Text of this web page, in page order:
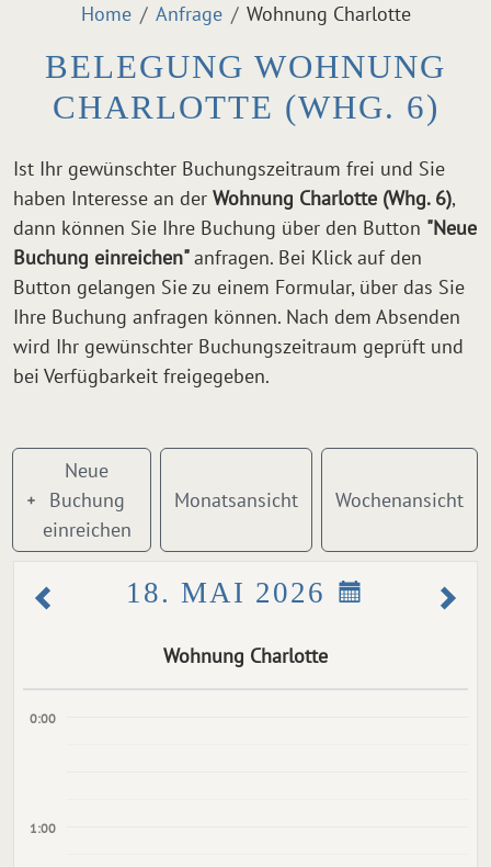
Home Anfrage Wohnung Charlotte
BELEGUNG WOHNUNG
CHARLOTTE (WHG. 6)
Ist Ihr gewünschter Buchungszeitraum frei und Sie
haben Interesse an der Wohnung Charlotte (Whg. 6),
dann können Sie Ihre Buchung über den Button "Neue
Buchung einreichen"anfragen. Bei Klick auf den
Button gelangen Sie zu einem Formular, über das Sie
Ihre Buchung anfragen können. Nach dem Absenden
wird Ihr gewünschter Buchungszeitraum geprüft und
bei Verfügbarkeit freigegeben.
Neue
Buchung
einreichen
Monatsansicht Wochenansicht
18. MAI 2026
Wohnung Charlotte
0:00
1:00